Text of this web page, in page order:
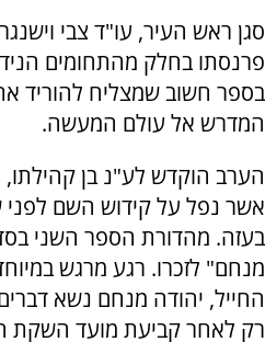
סגן ראש העיר, עו"ד צבי
פרנסתו בחלק מהתחומים
בספר חשוב שמצליח להוריד
המדרש אל עולם המעשה.
הערב הוקדש לע"נ בן
אשר נפל על קידוש השם לפני
בעזה. מהדורת הספר השני
מנחם" לזכרו. רגע מרגש
החייל, יהודה מנחם נשא דברים
רק לאחר קביעת מועד השקת